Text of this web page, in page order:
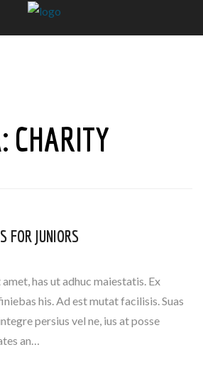
CHARITY
FOR JUNIORS
has ut adhuc maiestatis. Ex
his. Ad est mutat facilisis. Suas
persius vel ne, ius at posse
an…